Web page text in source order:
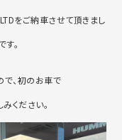
をご納車させて頂きまし
。
で、初のお車で
ください。